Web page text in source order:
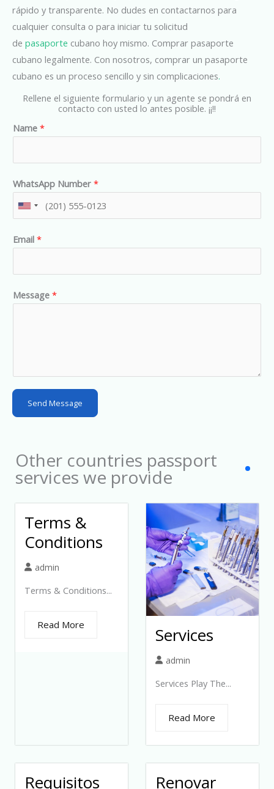
rápido y transparente. No dudes en contactarnos para
cualquier consulta o para iniciar tu solicitud
de pasaporte cubano hoy mismo. Comprar pasaporte
cubano legalmente. Con nosotros, comprar un pasaporte
cubano es un proceso sencillo y sin complicaciones.
Rellene el siguiente formulario y un agente se pondrá en
contacto con usted lo antes posible. ¡¡!!
Name *
WhatsApp Number *
U
i
e
d
e
s
+
Email *
Message *
Send Message
Other countries passport
services we provide
Terms &
Conditions
admin
Terms & Conditions...
Read More Services
admin
Services Play The...
Read More
Requisitos Renovar